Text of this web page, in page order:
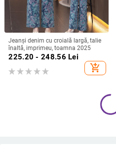
Jeanși denim cu croială largă, talie
înaltă, imprimeu, toamna 2025
225.20 - 248.56 Lei
add_shopping_cart